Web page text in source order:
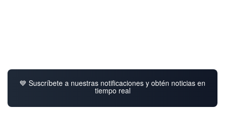
💙 Suscríbete a nuestras notificaciones y obtén noticias en
tiempo real